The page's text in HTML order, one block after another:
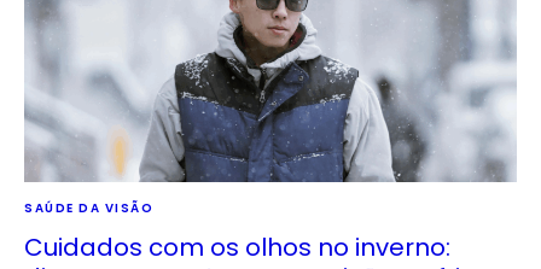
SAÚDE DA VISÃO
Cuidados com os olhos no inverno: